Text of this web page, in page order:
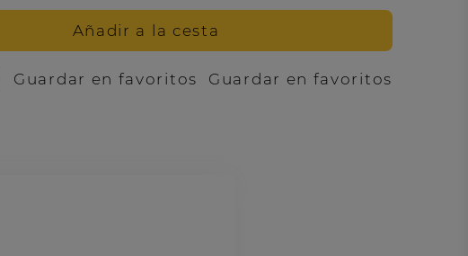
Añadir a la cesta
Guardar en favoritos Guardar en favoritos